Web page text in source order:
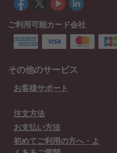
ご利用可能カード会社
その他のサービス
お客様サポート
注文方法
お支払い方法
初めてご利用の方へ・よ